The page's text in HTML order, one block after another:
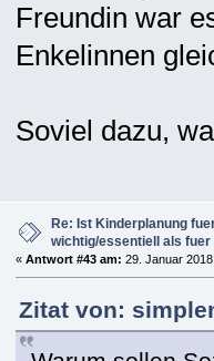
Freundin war
Enkelinnen
Soviel dazu,
Re: Ist Kinderplanung
wichtig/essentiell als fuer
« Antwort #43 am: 29. Januar
Zitat von: